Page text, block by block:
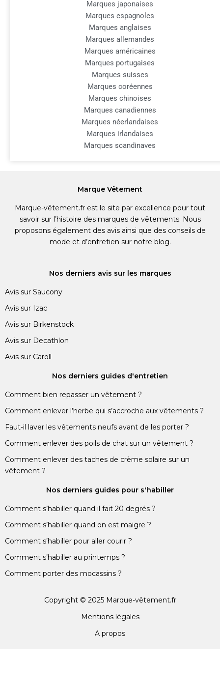
Marques japonaises
Marques espagnoles
Marques anglaises
Marques allemandes
Marques américaines
Marques portugaises
Marques suisses
Marques coréennes
Marques chinoises
Marques canadiennes
Marques néerlandaises
Marques irlandaises
Marques scandinaves
Marque Vêtement
Marque-vêtement.fr est le site par excellence pour tout
savoir sur l’histoire des marques de vêtements. Nous
proposons également des avis ainsi que des conseils de
mode et d’entretien sur notre blog.
Nos derniers avis sur les marques
Avis sur Saucony
Avis sur Izac
Avis sur Birkenstock
Avis sur Decathlon
Avis sur Caroll
Nos derniers guides d'entretien
Comment bien repasser un vêtement ?
Comment enlever l’herbe qui s’accroche aux vêtements ?
Faut-il laver les vêtements neufs avant de les porter ?
Comment enlever des poils de chat sur un vêtement ?
Comment enlever des taches de crème solaire sur un
vêtement ?
Nos derniers guides pour s'habiller
Comment s’habiller quand il fait 20 degrés ?
Comment s’habiller quand on est maigre ?
Comment s’habiller pour aller courir ?
Comment s’habiller au printemps ?
Comment porter des mocassins ?
Copyright © 2025 Marque-vêtement.fr
Mentions légales
A propos